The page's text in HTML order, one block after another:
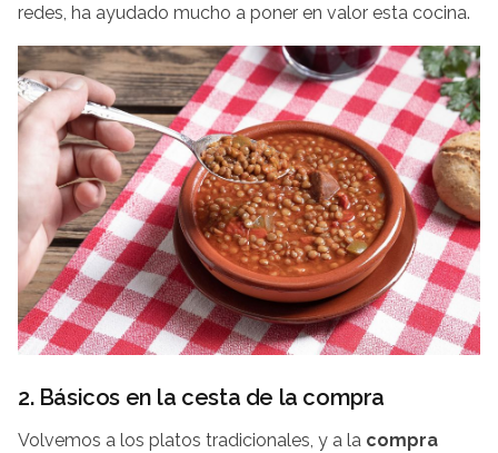
redes, ha ayudado mucho a poner en valor esta cocina.
2. Básicos en la cesta de la compra
Volvemos a los platos tradicionales, y a la compra